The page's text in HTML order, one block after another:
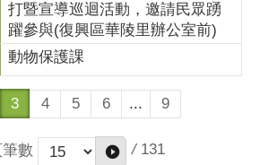
打暨宣導巡迴活動，邀請民眾踴
躍參與(復興區華陵里辦公室前)
動物保護課
3 4 5 6 ... 9
數 / 131